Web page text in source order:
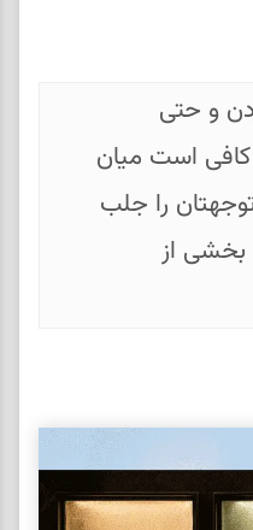
و حتی
است میان
را جلب
بخشی از